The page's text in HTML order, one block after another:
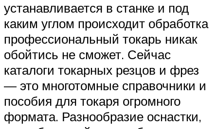
устанавливается в станке и под
каким углом происходит обработка
профессиональный токарь никак
обойтись не сможет. Сейчас
каталоги токарных резцов и фрез
— это многотомные справочники и
пособия для токаря огромного
формата. Разнообразие оснастки,